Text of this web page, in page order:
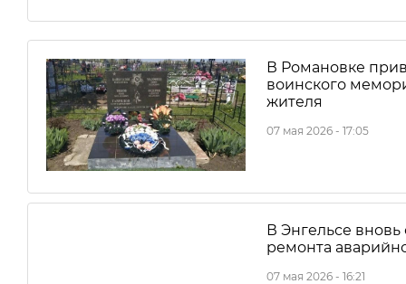
В Романовке
воинского
жителя
07 мая 2026 - 17:05
В Энгельсе вновь
ремонта
07 мая 2026 - 16:21